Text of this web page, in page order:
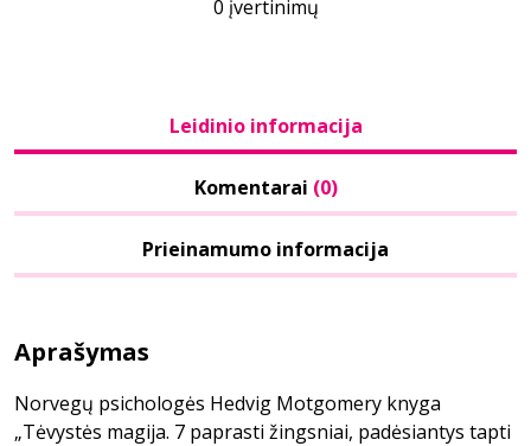
0 įvertinimų
Leidinio informacija
Komentarai (0)
Prieinamumo informacija
Aprašymas
Norvegų psichologės Hedvig Motgomery knyga
„Tėvystės magija. 7 paprasti žingsniai, padėsiantys tapti